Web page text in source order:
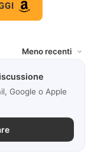
Google o Apple